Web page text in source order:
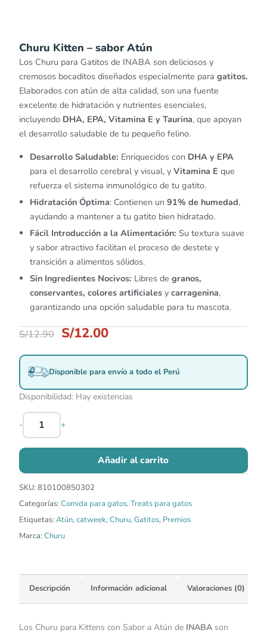
Churu Kitten – sabor Atún
Los Churu para Gatitos de INABA son deliciosos y
cremosos bocaditos diseñados especialmente para gatitos.
Elaborados con atún de alta calidad, son una fuente
excelente de hidratación y nutrientes esenciales,
incluyendo DHA, EPA, Vitamina E y Taurina, que apoyan
el desarrollo saludable de tu pequeño felino.​
Desarrollo Saludable: Enriquecidos con DHA y EPA
para el desarrollo cerebral y visual, y Vitamina E que
refuerza el sistema inmunológico de tu gatito.​
Hidratación Óptima: Contienen un 91% de humedad,
ayudando a mantener a tu gatito bien hidratado.​
Fácil Introducción a la Alimentación: Su textura suave
y sabor atractivo facilitan el proceso de destete y
transición a alimentos sólidos.​
Sin Ingredientes Nocivos: Libres de granos,
conservantes, colores artificiales y carragenina,
garantizando una opción saludable para tu mascota.
S/12.90 S/12.00
Disponible para envío a todo el Perú
Disponibilidad: Hay existencias
- +
Añadir al carrito
SKU: 810100850302
Categorías: Comida para gatos,Treats para gatos
Etiquetas: Atún,catweek,Churu,Gatitos, Premios
Marca: Churu
Descripción Información adicional Valoraciones (0)
Los Churu para Kittens con Sabor a Atún de INABA son